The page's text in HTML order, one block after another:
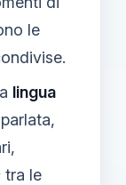
le
lingua
tra le